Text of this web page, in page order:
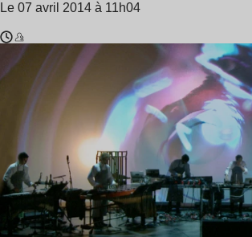
Le 07 avril 2014 à 11h04
Temps
de
lecture
Pantha
Prince